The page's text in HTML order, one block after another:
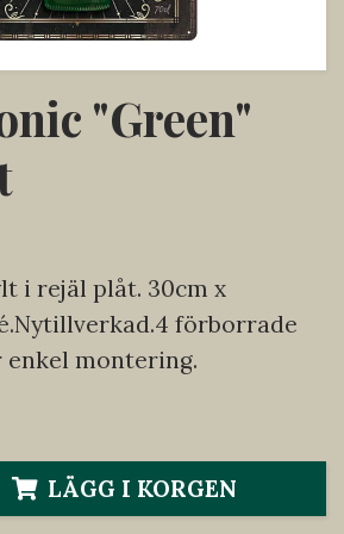
"Green"
i rejäl plåt. 30cm x
förborrade
montering.
LÄGG I KORGEN